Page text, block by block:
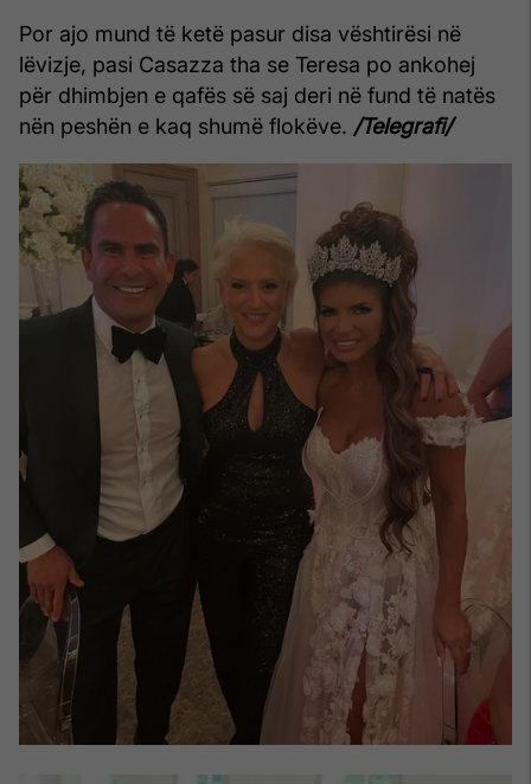
Por ajo mund të ketë pasur disa vështirësi në
lëvizje, pasi Casazza tha se Teresa po ankohej
për dhimbjen e qafës së saj deri në fund të natës
nën peshën e kaq shumë flokëve. /Telegrafi/